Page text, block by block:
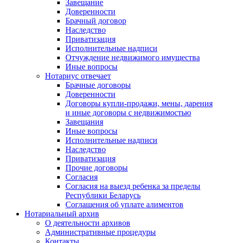
Завещание
Доверенности
Брачный договор
Наследство
Приватизация
Исполнительные надписи
Отчуждение недвижимого имущества
Иные вопросы
Нотариус отвечает
Брачные договоры
Доверенности
Договоры купли-продажи, мены, дарения
и иные договоры с недвижимостью
Завещания
Иные вопросы
Исполнительные надписи
Наследство
Приватизация
Прочие договоры
Согласия
Согласия на выезд ребенка за пределы
Республики Беларусь
Соглашения об уплате алиментов
Нотариальный архив
О деятельности архивов
Административные процедуры
Контакты